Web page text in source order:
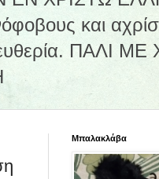
και
ΠΑΛΙ
Μπαλακλάβα